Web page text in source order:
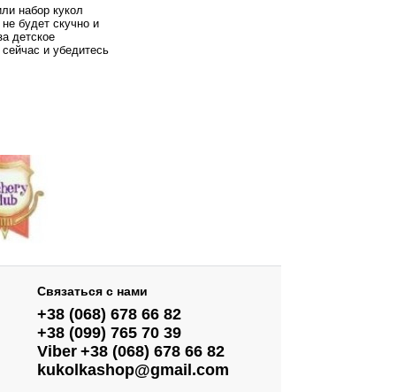
набор кукол
будет скучно и
детское
и убедитесь
Связаться с нами
+38 (068) 678 66 82
+38 (099) 765 70 39
Viber +38 (068) 678 66 82
kukolkashop@gmail.com